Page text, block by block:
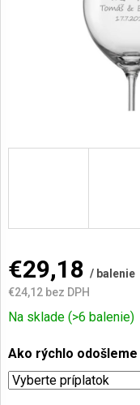
€29,18 / balenie
€24,12 bez DPH
Jednotková
Na sklade (>6 balenie)
Ako rýchlo odošleme